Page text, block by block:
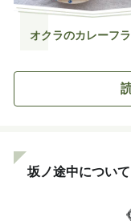
オクラのカレーフ
坂ノ途中について